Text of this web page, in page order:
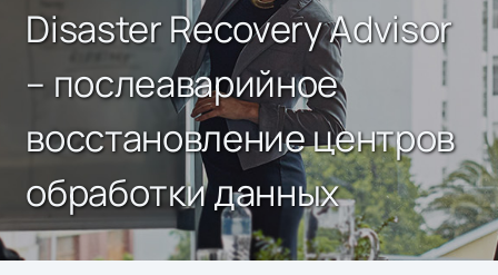
Disaster Recovery Advisor
– послеаварийное
восстановление центров
обработки данных